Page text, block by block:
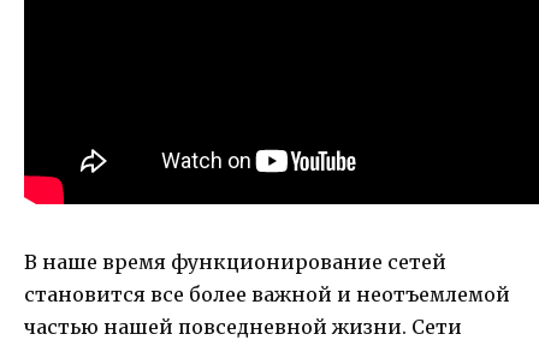
В наше время функционирование сетей
становится все более важной и неотъемлемой
частью нашей повседневной жизни. Сети